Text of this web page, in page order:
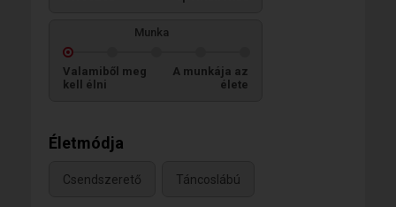
Munka
Valamiből meg
kell élni
A munkája az
élete
Életmódja
Csendszerető Táncoslábú